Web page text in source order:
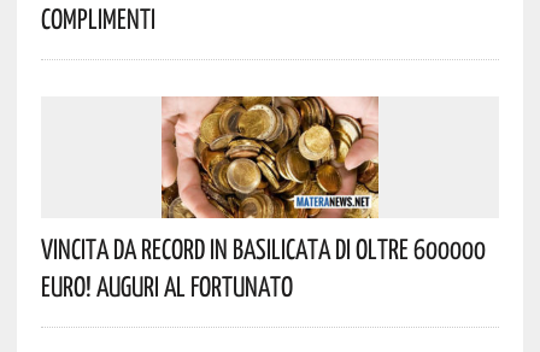
Complimenti
Vincita Da Record In Basilicata Di Oltre 600000
Euro! Auguri Al Fortunato